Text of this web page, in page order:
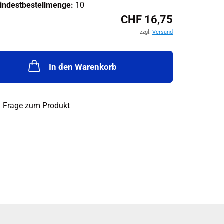
10
CHF 16,75
zzgl. Versand
In den Warenkorb
Frage zum Produkt